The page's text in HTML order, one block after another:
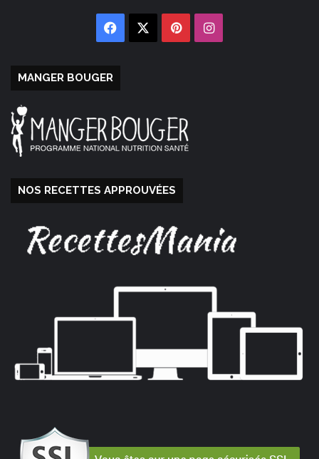
Facebook PinterestInstagram
MANGER BOUGER
NOS RECETTES APPROUVÉES